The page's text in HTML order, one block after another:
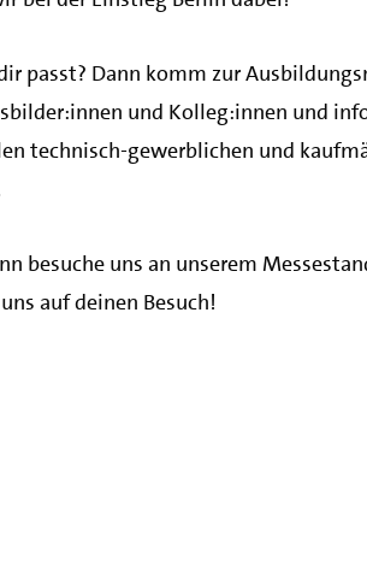
passt? Dann komm zur
und Kolleg:innen und
technisch-gewerblichen und
besuche uns an unserem
auf deinen Besuch!